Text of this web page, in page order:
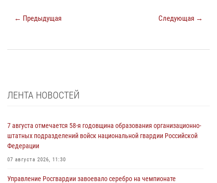
← Предыдущая Следующая →
ЛЕНТА НОВОСТЕЙ
7 августа отмечается 58-я годовщина образования организационно-
штатных подразделений войск национальной гвардии Российской
Федерации
07 августа 2026, 11:30
Управление Росгвардии завоевало серебро на чемпионате